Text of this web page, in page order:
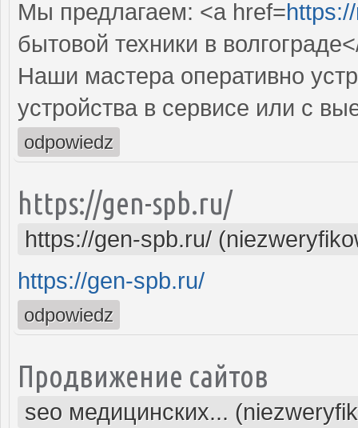
Мы предлагаем: <a href=
бытовой техники в
Наши мастера оперативно
устройства в сервисе или с
odpowiedz
https://gen-spb.ru/
https://gen-spb.ru/
https://gen-spb.ru/
odpowiedz
Продвижение сайтов
seo медицинских...